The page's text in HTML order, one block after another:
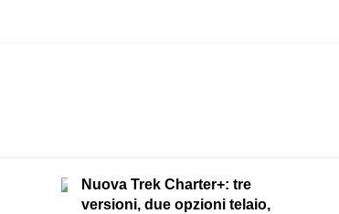
Nuova Trek Charter+: tre
versioni, due opzioni telaio,